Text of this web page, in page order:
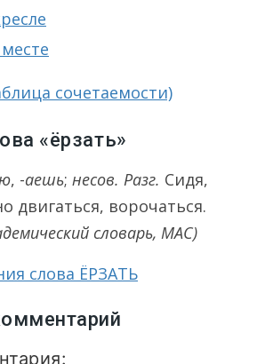
сочетаемости)
«ёрзать»
, -аешь; несов. Разг. Сидя,
двигаться, ворочаться.
словарь, МАС)
слова ЁРЗАТЬ